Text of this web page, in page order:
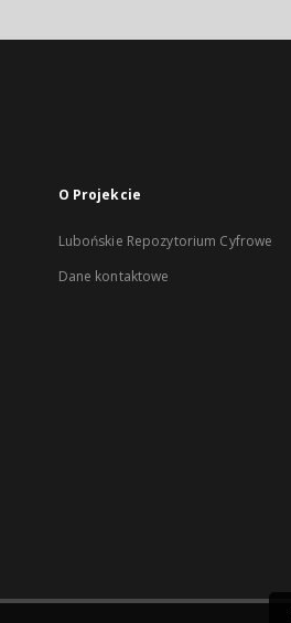
O Projekcie
Lubońskie Repozytorium Cyfrowe
Dane kontaktowe